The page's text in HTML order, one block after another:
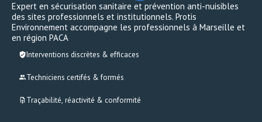
Expert en sécurisation sanitaire et prévention anti-nuisibles
des sites professionnels et institutionnels. Protis
Environnement accompagne les professionnels à Marseille et
en région PACA
Interventions discrètes & efficaces
Techniciens certifés & formés
Traçabilité, réactivité & conformité